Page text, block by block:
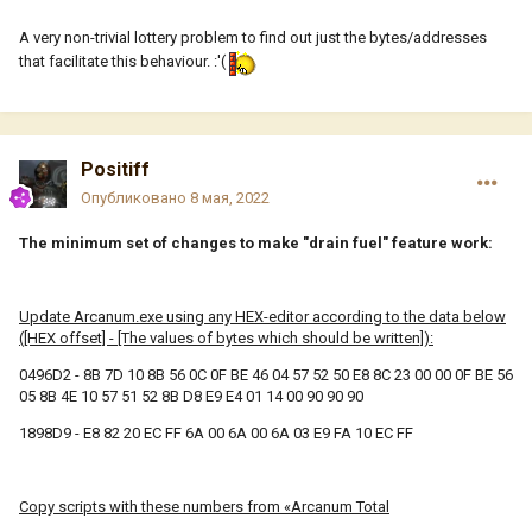
A very non-trivial lottery problem to find out just the bytes/addresses
that facilitate this behaviour. :'(
Positiff
Опубликовано 8 мая, 2022
The minimum set of changes to make "drain fuel" feature work:
Update Arcanum.exe using any HEX-editor according to the data below
([HEX offset] - [The values of bytes which should be written]):
0496D2 - 8B 7D 10 8B 56 0C 0F BE 46 04 57 52 50 E8 8C 23 00 00 0F BE 56
05 8B 4E 10 57 51 52 8B D8 E9 E4 01 14 00 90 90 90
1898D9 - E8 82 20 EC FF 6A 00 6A 00 6A 03 E9 FA 10 EC FF
Copy scripts with these numbers from «Arcanum Total